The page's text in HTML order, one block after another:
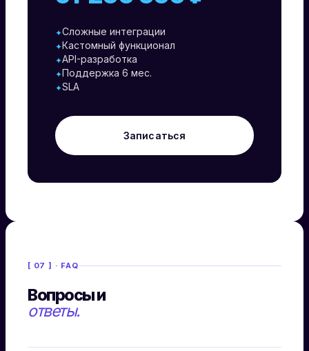
✦Сложные интеграции
✦Кастомный функционал
✦API-разработка
✦Поддержка 6 мес.
✦SLA
Записаться
[ 07 ] · FAQ
Вопросы и
ответы.